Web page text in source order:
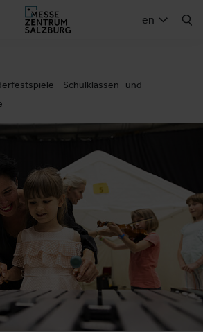
en
– Schulklassen- und